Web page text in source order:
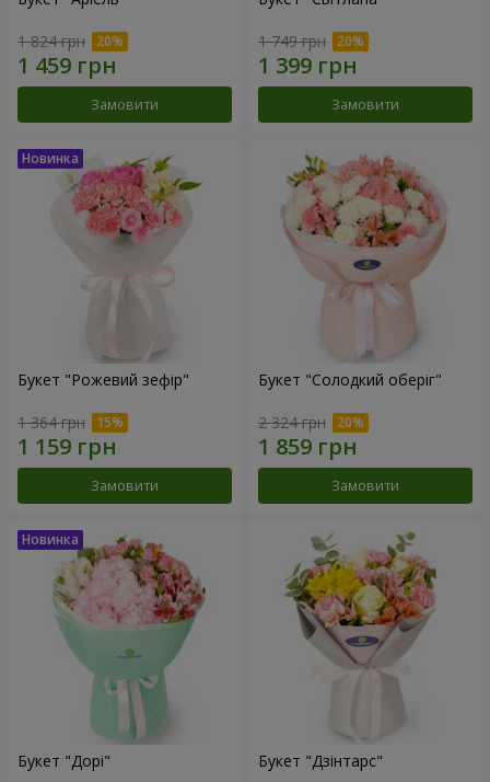
1 824 грн
Замовити
1 749 грн
Замовити
Букет "Рожевий зефір"
1 364 грн
Замовити
Букет "Солодкий оберіг"
2 324 грн
Замовити
Букет "Дорі" Букет "Дзінтарс"